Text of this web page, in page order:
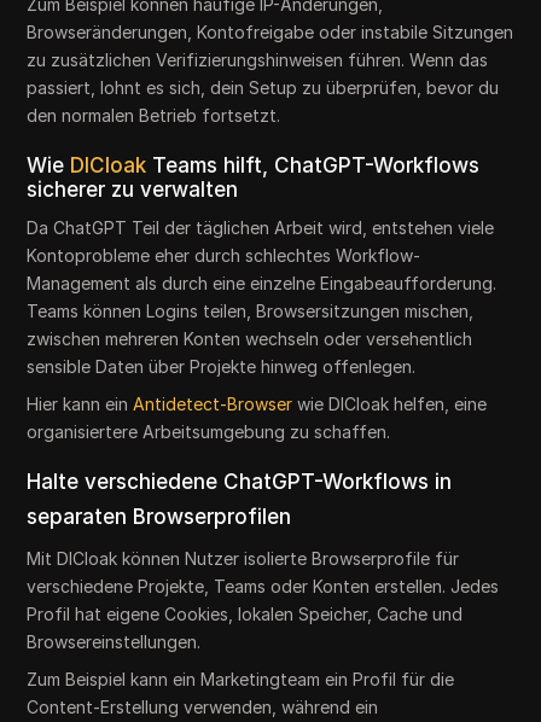
Browseränderungen, Kontofreigabe oder instabile Sitzungen
zu zusätzlichen Verifizierungshinweisen führen. Wenn das
passiert, lohnt es sich, dein Setup zu überprüfen, bevor du
den normalen Betrieb fortsetzt.
Wie DICloak Teams hilft, ChatGPT-Workflows
sicherer zu verwalten
Da ChatGPT Teil der täglichen Arbeit wird, entstehen viele
Kontoprobleme eher durch schlechtes Workflow-
Management als durch eine einzelne Eingabeaufforderung.
Teams können Logins teilen, Browsersitzungen mischen,
zwischen mehreren Konten wechseln oder versehentlich
sensible Daten über Projekte hinweg offenlegen.
Hier kann einAntidetect-Browser wie DICloak helfen, eine
organisiertere Arbeitsumgebung zu schaffen.
Halte verschiedene ChatGPT-Workflows in
separaten Browserprofilen
Mit DICloak können Nutzer isolierte Browserprofile für
verschiedene Projekte, Teams oder Konten erstellen. Jedes
Profil hat eigene Cookies, lokalen Speicher, Cache und
Browsereinstellungen.
Zum Beispiel kann ein Marketingteam ein Profil für die
Content-Erstellung verwenden, während ein